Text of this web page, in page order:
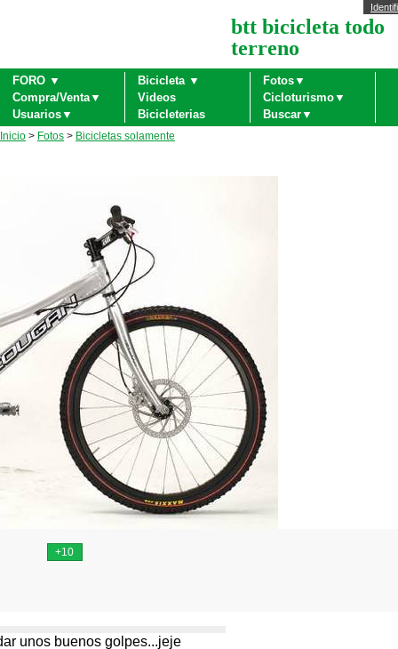
btt bicicleta todo
terreno
FORO ▼ Bicicleta ▼
Fotos▼
Compra/Venta▼
Videos
Cicloturismo▼
Usuarios▼
Bicicleterias Buscar▼
Inicio > Fotos > Bicicletas solamente
unos buenos golpes...jeje